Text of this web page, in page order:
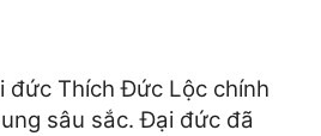
đức Thích Đức Lộc chính
sâu sắc. Đại đức đã